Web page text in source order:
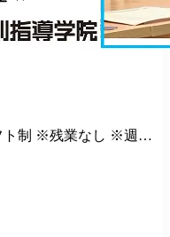
ト制 ※残業なし ※週１
休暇あり
度が使えます！ ＊産